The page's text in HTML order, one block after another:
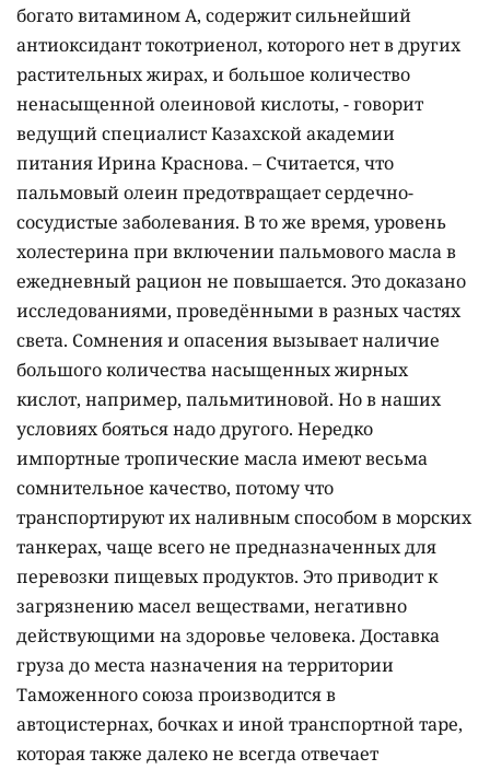
богато витамином А, содержит сильнейший
антиоксидант токотриенол, которого нет в других
растительных жирах, и большое количество
ненасыщенной олеиновой кислоты, - говорит
ведущий специалист Казахской академии
питания Ирина Краснова. – Считается, что
пальмовый олеин предотвращает сердечно-
сосудистые заболевания. В то же время, уровень
холестерина при включении пальмового масла в
ежедневный рацион не повышается. Это доказано
исследованиями, проведёнными в разных частях
света. Сомнения и опасения вызывает наличие
большого количества насыщенных жирных
кислот, например, пальмитиновой. Но в наших
условиях бояться надо другого. Нередко
импортные тропические масла имеют весьма
сомнительное качество, потому что
транспортируют их наливным способом в морских
танкерах, чаще всего не предназначенных для
перевозки пищевых продуктов. Это приводит к
загрязнению масел веществами, негативно
действующими на здоровье человека. Доставка
груза до места назначения на территории
Таможенного союза производится в
автоцистернах, бочках и иной транспортной таре,
которая также далеко не всегда отвечает